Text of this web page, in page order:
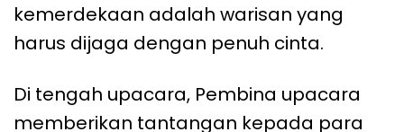
kemerdekaan adalah warisan yang
harus dijaga dengan penuh cinta.
Di tengah upacara, Pembina upacara
memberikan tantangan kepada para